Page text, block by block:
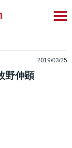
2019/03/25
野伸顕